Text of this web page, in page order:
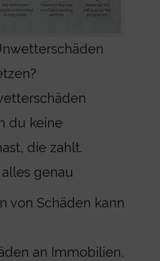
du keine
die zahlt.
genau
von Schäden kann
an Immobilien,